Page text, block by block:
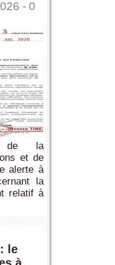
- 0
de la
et de
alerte à
la
relatif à
le